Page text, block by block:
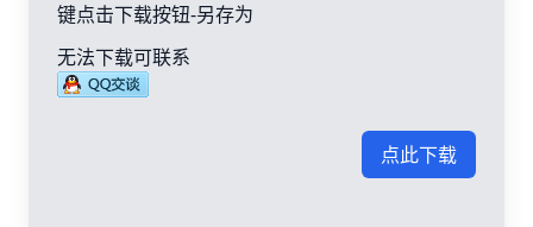
键点击下载按钮-另存为
无法下载可联系
点此下载